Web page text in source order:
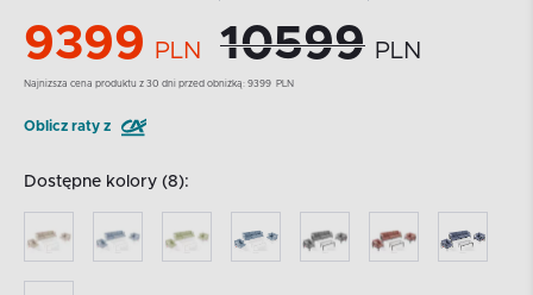
9399 PLN 10599 PLN
Najnizsza cena produktu z 30 dni przed obniżką: 9399 PLN
Oblicz raty z
Dostępne kolory (8):